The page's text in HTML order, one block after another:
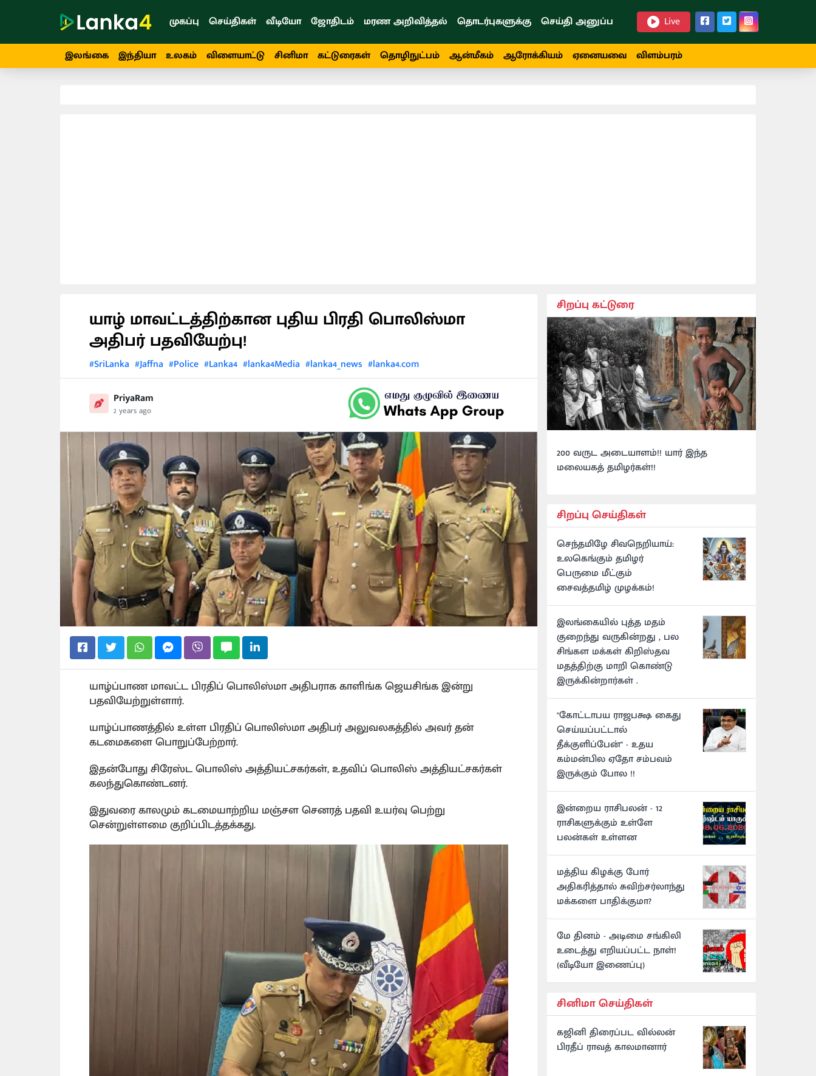
முகப்பு செய்திகள் வீடியோ ஜோதிடம் மரண அறிவித்தல் தொடர்புகளுக்கு செய்தி அனுப்ப Live
இலங்கை இந்தியா உலகம் விளையாட்டு சினிமா கட்டுரைகள் தொழிநுட்பம் ஆன்மீகம் ஆரோக்கியம் ஏனையவை விளம்பரம்
யாழ் மாவட்டத்திற்கான புதிய பிரதி பொலிஸ்மா
அதிபர் பதவியேற்பு!
#SriLanka #Jaffna #Police #Lanka4 #lanka4Media #lanka4_news #lanka4.com
PriyaRam
2 years ago
யாழ்ப்பாண மாவட்ட பிரதிப் பொலிஸ்மா அதிபராக காளிங்க ஜெயசிங்க இன்று
பதவியேற்றுள்ளார்.
யாழ்ப்பாணத்தில் உள்ள பிரதிப் பொலிஸ்மா அதிபர் அலுவலகத்தில் அவர் தன்
கடமைகளை பொறுப்பேற்றார்.
இதன்போது சிரேஸ்ட பொலிஸ் அத்தியட்சகர்கள், உதவிப் பொலிஸ் அத்தியட்சகர்கள்
கலந்துகொண்டனர்.
இதுவரை காலமும் கடமையாற்றிய மஞ்சள செனரத் பதவி உயர்வு பெற்று
சென்றுள்ளமை குறிப்பிடத்தக்கது.
சிறப்பு கட்டுரை
200 வருட அடையாளம்!! யார் இந்த
மலையகத் தமிழர்கள்!!
சிறப்பு செய்திகள்
செந்தமிழே சிவநெறியாய்:
உலகெங்கும் தமிழர்
பெருமை மீட்கும்
சைவத்தமிழ் முழக்கம்!
இலங்கையில் புத்த மதம்
குறைந்து வருகின்றது , பல
சிங்கள மக்கள் கிறிஸ்தவ
மதத்திற்கு மாறி கொண்டு
இருக்கின்றார்கள் .
"கோட்டாபய ராஜபக்ஷ கைது
செய்யப்பட்டால்
தீக்குளிப்பேன்" - உதய
கம்மன்பில ஏதோ சம்பவம்
இருக்கும் போல !!
இன்றைய ராசிபலன் - 12
ராசிகளுக்கும் உள்ளே
பலன்கள் உள்ளன
மத்திய கிழக்கு போர்
அதிகரித்தால் சுவிற்சர்லாந்து
மக்களை பாதிக்குமா?
மே தினம் - அடிமை சங்கிலி
உடைத்து எறியப்பட்ட நாள்!
(வீடியோ இணைப்பு)
சினிமா செய்திகள்
கஜினி திரைப்பட வில்லன்
பிரதீப் ராவத் காலமானார்